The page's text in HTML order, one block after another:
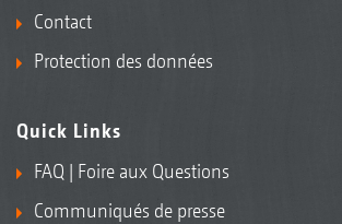
Contact
Protection des données
Quick Links
FAQ | Foire aux Questions
Communiqués de presse